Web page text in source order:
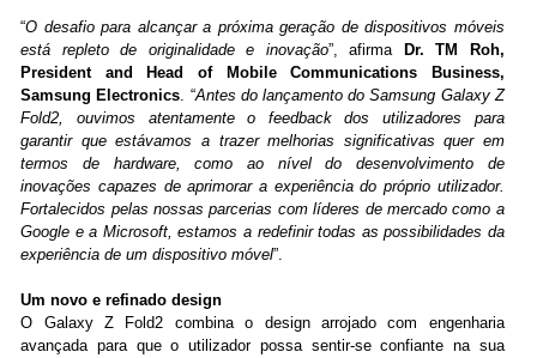
“O desafio para alcançar a próxima geração de dispositivos móveis
está repleto de originalidade e inovação”, afirma
Dr. TM Roh,
President and Head of Mobile Communications Business,
Samsung Electronics. “Antes do lançamento do Samsung Galaxy Z
Fold2, ouvimos atentamente o feedback dos utilizadores para
garantir que estávamos a trazer melhorias significativas quer em
termos de hardware, como ao nível do desenvolvimento de
inovações capazes de aprimorar a experiência do próprio utilizador.
Fortalecidos pelas nossas parcerias com líderes de mercado como a
Google e a Microsoft, estamos a redefinir todas as possibilidades da
experiência de um dispositivo móvel”.
Um novo e refinado design
O Galaxy Z Fold2 combina o design arrojado com engenharia
avançada para que o utilizador possa sentir-se confiante na sua